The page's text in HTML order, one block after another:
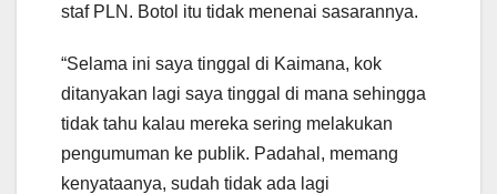
staf PLN. Botol itu tidak menenai sasarannya.
“Selama ini saya tinggal di Kaimana, kok
ditanyakan lagi saya tinggal di mana sehingga
tidak tahu kalau mereka sering melakukan
pengumuman ke publik. Padahal, memang
kenyataanya, sudah tidak ada lagi